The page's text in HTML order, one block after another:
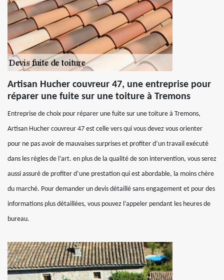
Artisan Hucher couvreur 47, une entreprise pour
réparer une fuite sur une toiture à Tremons
Entreprise de choix pour réparer une fuite sur une toiture à Tremons,
Artisan Hucher couvreur 47 est celle vers qui vous devez vous orienter
pour ne pas avoir de mauvaises surprises et profiter d’un travail exécuté
dans les règles de l’art. en plus de la qualité de son intervention, vous serez
aussi assuré de profiter d’une prestation qui est abordable, la moins chère
du marché. Pour demander un devis détaillé sans engagement et pour des
informations plus détaillées, vous pouvez l’appeler pendant les heures de
bureau.